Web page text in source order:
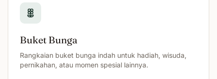
Buket Bunga
Rangkaian buket bunga indah untuk hadiah, wisuda,
pernikahan, atau momen spesial lainnya.